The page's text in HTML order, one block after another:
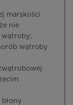
marskości
nie
wątroby;
wątroby